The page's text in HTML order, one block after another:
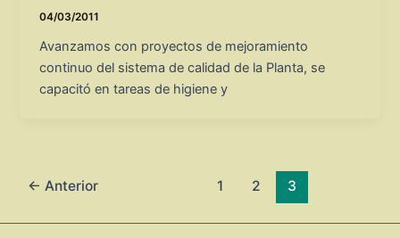
04/03/2011
Avanzamos con proyectos de mejoramiento
continuo del sistema de calidad de la Planta, se
capacitó en tareas de higiene y
Paginación
entradas
← Anterior 1 2 3